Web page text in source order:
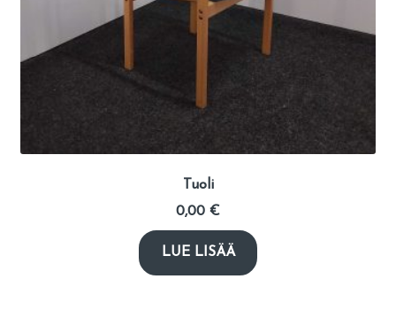
Tuoli
0,00 €
LUE LISÄÄ